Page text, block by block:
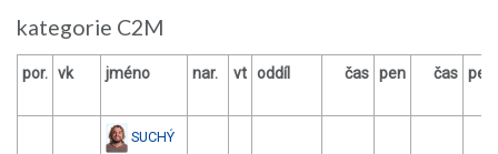
kategorie C2M
por. vk jméno nar. vt oddíl čas pen čas pen
SUCHÝ